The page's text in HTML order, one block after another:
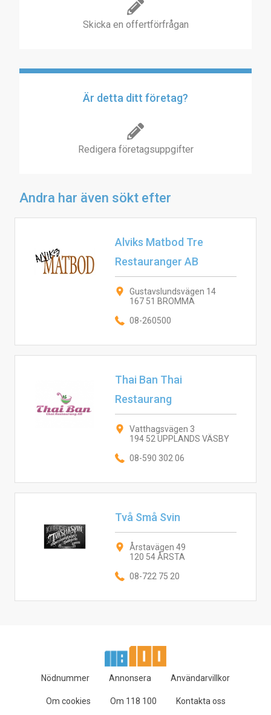
Skicka en offertförfrågan
Är detta ditt företag?
Redigera företagsuppgifter
Andra har även sökt efter
Alviks Matbod Tre
Restauranger AB
Gustavslundsvägen 14
167 51 BROMMA
08-260500
Thai Ban Thai
Restaurang
Vatthagsvägen 3
194 52 UPPLANDS VÄSBY
08-590 302 06
Två Små Svin
Årstavägen 49
120 54 ÅRSTA
08-722 75 20
Nödnummer Annonsera Användarvillkor
Om cookies Om 118 100 Kontakta oss